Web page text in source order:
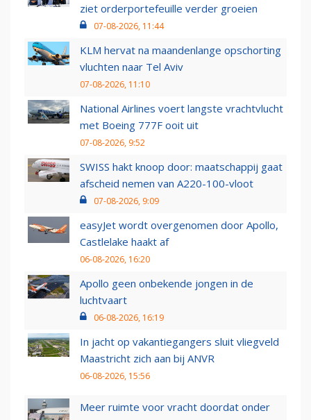
ziet orderportefeuille verder groeien
07-08-2026, 11:44
KLM hervat na maandenlange opschorting
vluchten naar Tel Aviv
07-08-2026, 11:10
National Airlines voert langste vrachtvlucht
met Boeing 777F ooit uit
07-08-2026, 9:52
SWISS hakt knoop door: maatschappij gaat
afscheid nemen van A220-100-vloot
07-08-2026, 9:09
easyJet wordt overgenomen door Apollo,
Castlelake haakt af
06-08-2026, 16:20
Apollo geen onbekende jongen in de
luchtvaart
06-08-2026, 16:19
In jacht op vakantiegangers sluit vliegveld
Maastricht zich aan bij ANVR
06-08-2026, 15:56
Meer ruimte voor vracht doordat onder